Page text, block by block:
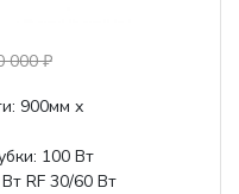
000 ₽
900мм х
100 Вт
RF 30/60 Вт